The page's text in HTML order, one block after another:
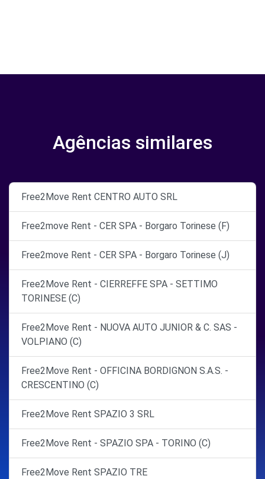
Agências similares
Free2Move Rent CENTRO AUTO SRL
Free2move Rent - CER SPA - Borgaro Torinese (F)
Free2move Rent - CER SPA - Borgaro Torinese (J)
Free2Move Rent - CIERREFFE SPA - SETTIMO
TORINESE (C)
Free2Move Rent - NUOVA AUTO JUNIOR & C. SAS -
VOLPIANO (C)
Free2Move Rent - OFFICINA BORDIGNON S.A.S. -
CRESCENTINO (C)
Free2Move Rent SPAZIO 3 SRL
Free2Move Rent - SPAZIO SPA - TORINO (C)
Free2Move Rent SPAZIO TRE